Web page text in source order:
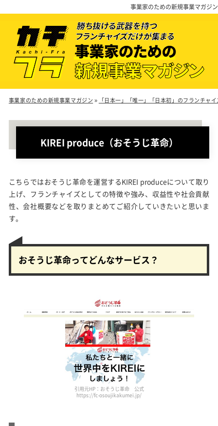
事業家のための新規事業マガジン
事業家のための新規事業マガジン » 「日本一」「唯一」「日本初」のフランチャ
KIREI produce（おそうじ革命）
こちらではおそうじ革命を運営するKIREI produceについて取り
上げ、フランチャイズとしての特徴や強み、収益性や社会貢献
性、会社概要などを取りまとめてご紹介していきたいと思いま
す。
おそうじ革命ってどんなサービス？
引用元HP：おそうじ革命 公式
https://fc-osoujikakumei.jp/